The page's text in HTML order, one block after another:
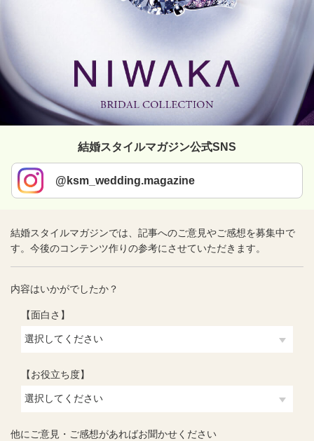
結婚スタイルマガジン公式SNS
@ksm_wedding.magazine
結婚スタイルマガジンでは、記事へのご意見やご感想を募集中で
す。今後のコンテンツ作りの参考にさせていただきます。
内容はいかがでしたか？
【面白さ】
【お役立ち度】
他にご意見・ご感想があればお聞かせください